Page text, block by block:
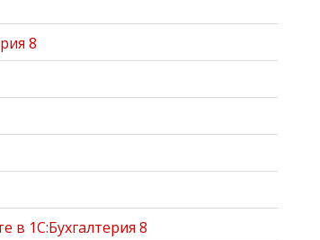
8
1С:Бухгалтерия 8